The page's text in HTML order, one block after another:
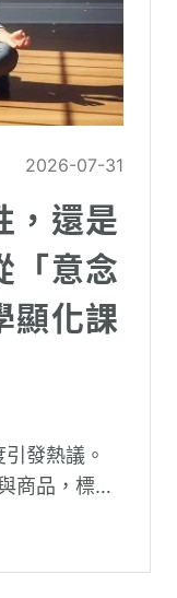
2026-07-31
，還是
意念
顯化課
發熱議。
商品，標榜
論述聽起來
至可能對正